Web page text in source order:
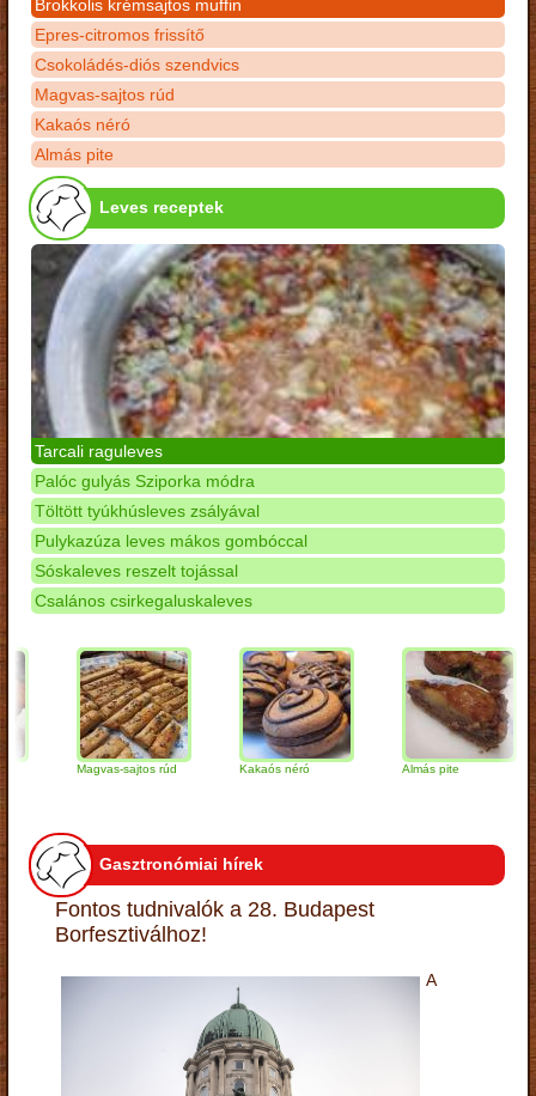
Brokkolis krémsajtos muffin
Epres-citromos frissítő
Csokoládés-diós szendvics
Magvas-sajtos rúd
Kakaós néró
Almás pite
Leves receptek
Tarcali raguleves
Palóc gulyás Sziporka módra
Töltött tyúkhúsleves zsályával
Pulykazúza leves mákos gombóccal
Sóskaleves reszelt tojással
Csalános csirkegaluskaleves
Magvas-sajtos rúd Kakaós néró Almás pite
Gasztronómiai hírek
Fontos tudnivalók a 28. Budapest
Borfesztiválhoz!
A